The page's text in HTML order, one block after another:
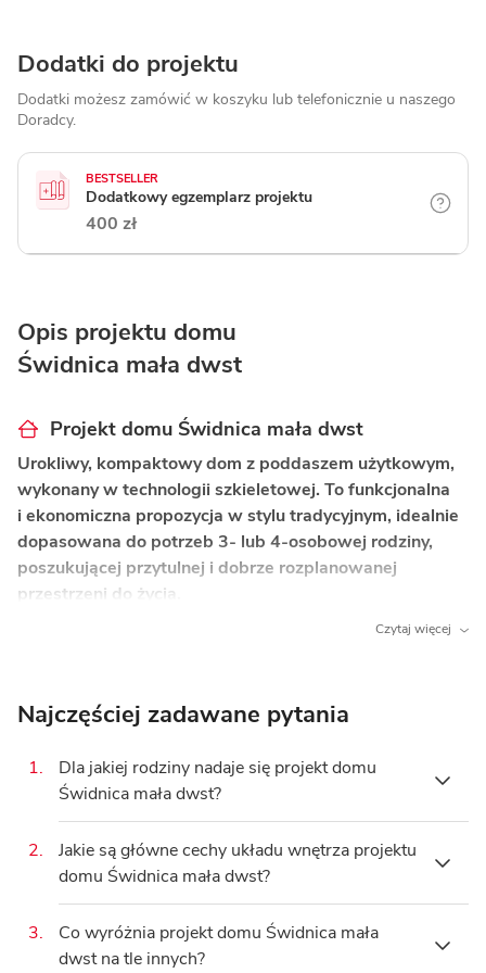
Dodatki do projektu
Dodatki możesz zamówić w koszyku lub telefonicznie u naszego
Doradcy.
BESTSELLER
Dodatkowy egzemplarz projektu
400 zł
Opis projektu domu
Świdnica mała dwst
Projekt domu Świdnica mała dwst
Urokliwy, kompaktowy dom z poddaszem użytkowym,
wykonany w technologii szkieletowej. To funkcjonalna
i ekonomiczna propozycja w stylu tradycyjnym, idealnie
dopasowana do potrzeb 3- lub 4-osobowej rodziny,
poszukującej przytulnej i dobrze rozplanowanej
przestrzeni do życia.
dzienny z kuchnią tworzy wspólną przestrzeń,
która sprzyja integracji domowników.
Klimatyczny kominek – kominek w salonie buduje
wyjątkową, ciepłą atmosferę i stanowi doskonałe
źródło dodatkowego ciepła.
Taras i balkon– obecność tarasu na parterze oraz
balkonu na poddaszu zapewnia wygodny kontakt
z otaczającym ogrodem i naturą.
Jasny podział kondygnacyjny– czytelne
rozdzielenie strefy dziennej na parterze od strefy
Czytaj więcej
Najczęściej zadawane pytania
1.
Dla jakiej rodziny nadaje się projekt domu
Świdnica mała dwst?
Projekt domu Świdnica mała dwst jest idealny
dla3- lub 4-osobowej rodziny
funkcjonalną i przytulną przestrzeń. Ztrzema
pokojamii83.62 m²powierzchni użytkowej,
dom oferuje komfortowe warunki do życia.
2.
Jakie są główne cechy układu wnętrza projektu
domu Świdnica mała dwst?
Główną cechą jest jasny podział nastrefę
dziennąna parterze i
3.
Co wyróżnia projekt domu Świdnica mała
dwst na tle innych?